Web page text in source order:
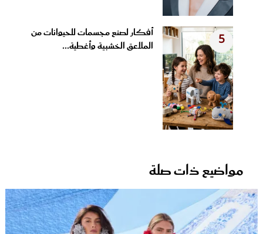
5
أفكار لصنع مجسمات للحيوانات من
الملاعق الخشبية وأغطية...
مواضيع ذات صلة